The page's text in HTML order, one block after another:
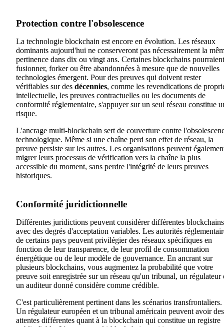
Protection contre l'obsolescence
La technologie blockchain est encore en évolution. Les réseaux
dominants aujourd'hui ne conserveront pas nécessairement la
pertinence dans dix ou vingt ans. Certaines blockchains pourraient
fusionner, forker ou être abandonnées à mesure que de nouvelles
technologies émergent. Pour des preuves qui doivent rester
vérifiables sur des décennies, comme les revendications de
intellectuelle, les preuves contractuelles ou les documents de
conformité réglementaire, s'appuyer sur un seul réseau constitue
risque.
L'ancrage multi-blockchain sert de couverture contre
technologique. Même si une chaîne perd son effet de réseau, la
preuve persiste sur les autres. Les organisations peuvent
migrer leurs processus de vérification vers la chaîne la plus
accessible du moment, sans perdre l'intégrité de leurs preuves
historiques.
Conformité juridictionnelle
Différentes juridictions peuvent considérer différentes blockchains
avec des degrés d'acceptation variables. Les autorités
de certains pays peuvent privilégier des réseaux spécifiques en
fonction de leur transparence, de leur profil de consommation
énergétique ou de leur modèle de gouvernance. En ancrant sur
plusieurs blockchains, vous augmentez la probabilité que votre
preuve soit enregistrée sur un réseau qu'un tribunal, un régulateur
un auditeur donné considère comme crédible.
C'est particulièrement pertinent dans les scénarios transfrontaliers.
Un régulateur européen et un tribunal américain peuvent avoir des
attentes différentes quant à la blockchain qui constitue un registre